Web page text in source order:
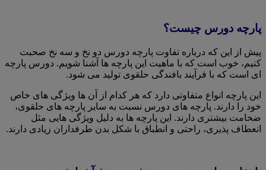
پارچه دورس چیست؟
پیش از این که درباره تفاوت پارچه دورس دو نخ و سه نخ صحبت
کنیم، خوب است که با ماهیت این پارچه ها آشنا شویم. دورس پارچه
ای است که با فرآیند بافندگی حلقوی تولید می شود.
این پارچه انواع متفاوتی دارد که هر کدام از آن ها ویژگی های خاص
خود را دارند. پارچه های دورس نسبت به سایر پارچه های حلقوی،
ضخامت بیشتری دارند. این پارچه ها به دلیل ویژگی هایی مثل
انعطاف پذیری، راحتی و انطباق با شکل بدن طرفداران زیادی دارند.